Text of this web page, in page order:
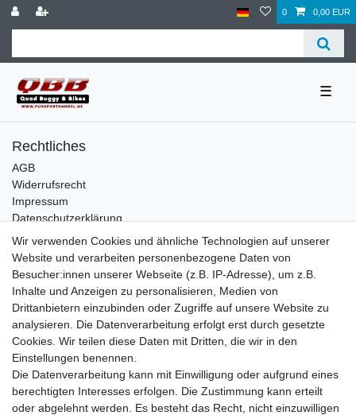
0 0,00 EUR
☰
Rechtliches
AGB
Widerrufsrecht
Impressum
Datenschutzerklärung
Service
FAQ / Ratgeber
Kinderquad
E-Bikes / Pedelecs
Dirt Bike & Pocketbike
Quad & ATV
Kinderbuggy | Gokart
Wir verwenden Cookies und ähnliche Technologien auf unserer
Website und verarbeiten personenbezogene Daten von
Besucher:innen unserer Webseite (z.B. IP-Adresse), um z.B.
Inhalte und Anzeigen zu personalisieren, Medien von
Drittanbietern einzubinden oder Zugriffe auf unsere Website zu
analysieren. Die Datenverarbeitung erfolgt erst durch gesetzte
Cookies. Wir teilen diese Daten mit Dritten, die wir in den
Einstellungen benennen.
Die Datenverarbeitung kann mit Einwilligung oder aufgrund eines
berechtigten Interesses erfolgen. Die Zustimmung kann erteilt
oder abgelehnt werden. Es besteht das Recht, nicht einzuwilligen